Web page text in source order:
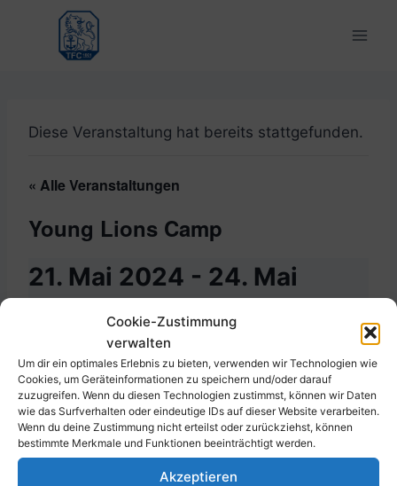
Cookie-Zustimmung
verwalten
Um dir ein optimales Erlebnis zu bieten, verwenden wir Technologien wie
Cookies, um Geräteinformationen zu speichern und/oder darauf
zuzugreifen. Wenn du diesen Technologien zustimmst, können wir Daten
wie das Surfverhalten oder eindeutige IDs auf dieser Website verarbeiten.
Wenn du deine Zustimmung nicht erteilst oder zurückziehst, können
bestimmte Merkmale und Funktionen beeinträchtigt werden.
Akzeptieren
springen
Diese Veranstaltung hat bereits stattgefunden.
« Alle Veranstaltungen
Young Lions Camp
21. Mai 2024 - 24. Mai
Zum Kalender hinzufügen
VERANSTALTUNGSORT